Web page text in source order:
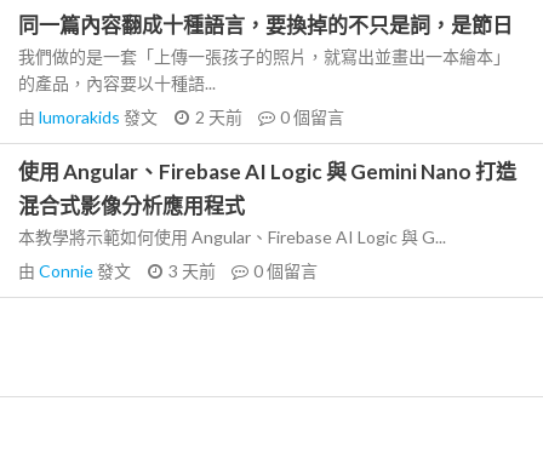
同一篇內容翻成十種語言，要換掉的不只是詞，是節日
我們做的是一套「上傳一張孩子的照片，就寫出並畫出一本繪本」
的產品，內容要以十種語...
由 lumorakids 發文 2 天前 0個留言
使用 Angular、Firebase AI Logic 與 Gemini Nano 打造
混合式影像分析應用程式
本教學將示範如何使用 Angular、Firebase AI Logic 與 G...
由 Connie發文 3 天前 0個留言